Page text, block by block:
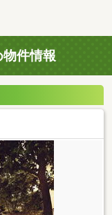
件情報